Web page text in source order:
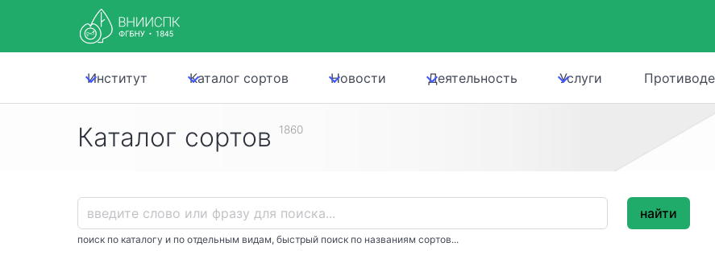
Институт Каталог сортов Новости Деятельность Услуги
Каталог сортов 1860
поиск по каталогу и по отдельным видам, быстрый поиск по названиям сортов...
найти